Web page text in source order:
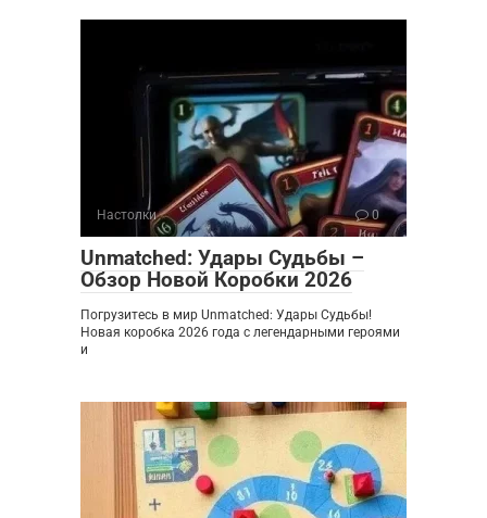
Настолки 0
Unmatched: Удары Судьбы –
Обзор Новой Коробки 2026
Погрузитесь в мир Unmatched: Удары Судьбы!
Новая коробка 2026 года с легендарными героями
и